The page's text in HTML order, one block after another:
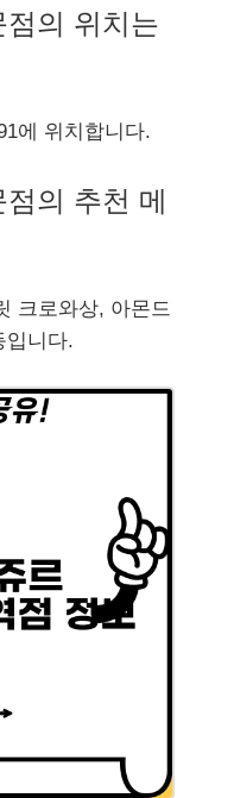
의 위치는
에 위치합니다.
의 추천 메
크로와상, 아몬드
입니다.